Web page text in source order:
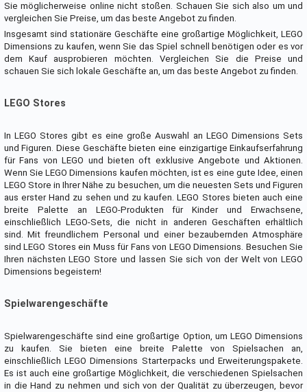
Sie möglicherweise online nicht stoßen. Schauen Sie sich also um und
vergleichen Sie Preise, um das beste Angebot zu finden.
Insgesamt sind stationäre Geschäfte eine großartige Möglichkeit, LEGO
Dimensions zu kaufen, wenn Sie das Spiel schnell benötigen oder es vor
dem Kauf ausprobieren möchten. Vergleichen Sie die Preise und
schauen Sie sich lokale Geschäfte an, um das beste Angebot zu finden.
LEGO Stores
In LEGO Stores gibt es eine große Auswahl an LEGO Dimensions Sets
und Figuren. Diese Geschäfte bieten eine einzigartige Einkaufserfahrung
für Fans von LEGO und bieten oft exklusive Angebote und Aktionen.
Wenn Sie LEGO Dimensions kaufen möchten, ist es eine gute Idee, einen
LEGO Store in Ihrer Nähe zu besuchen, um die neuesten Sets und Figuren
aus erster Hand zu sehen und zu kaufen. LEGO Stores bieten auch eine
breite Palette an LEGO-Produkten für Kinder und Erwachsene,
einschließlich LEGO-Sets, die nicht in anderen Geschäften erhältlich
sind. Mit freundlichem Personal und einer bezaubernden Atmosphäre
sind LEGO Stores ein Muss für Fans von LEGO Dimensions. Besuchen Sie
Ihren nächsten LEGO Store und lassen Sie sich von der Welt von LEGO
Dimensions begeistern!
Spielwarengeschäfte
Spielwarengeschäfte sind eine großartige Option, um LEGO Dimensions
zu kaufen. Sie bieten eine breite Palette von Spielsachen an,
einschließlich LEGO Dimensions Starterpacks und Erweiterungspakete.
Es ist auch eine großartige Möglichkeit, die verschiedenen Spielsachen
in die Hand zu nehmen und sich von der Qualität zu überzeugen, bevor